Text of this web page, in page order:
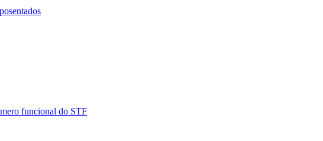
funcional do STF